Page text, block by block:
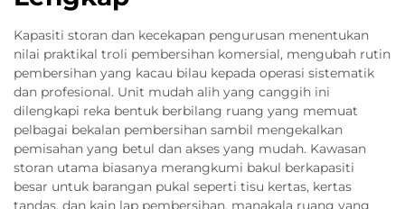
Kapasiti storan dan kecekapan pengurusan menentukan
nilai praktikal troli pembersihan komersial, mengubah rutin
pembersihan yang kacau bilau kepada operasi sistematik
dan profesional. Unit mudah alih yang canggih ini
dilengkapi reka bentuk berbilang ruang yang memuat
pelbagai bekalan pembersihan sambil mengekalkan
pemisahan yang betul dan akses yang mudah. Kawasan
storan utama biasanya merangkumi bakul berkapasiti
besar untuk barangan pukal seperti tisu kertas, kertas
tandas, dan kain lap pembersihan, manakala ruang yang